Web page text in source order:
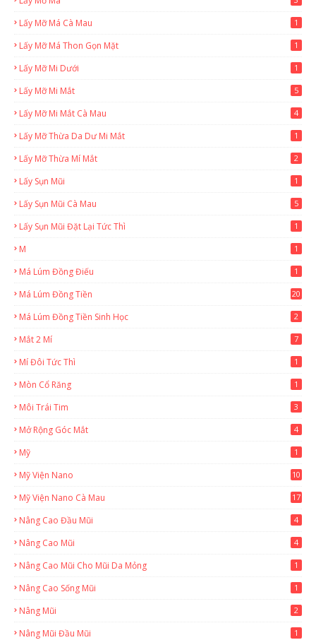
Lấy Mỡ Má Cà Mau 1
Lấy Mỡ Má Thon Gọn Mặt 1
Lấy Mỡ Mi Dưới 1
Lấy Mỡ Mi Mắt 5
Lấy Mỡ Mi Mắt Cà Mau 4
Lấy Mỡ Thừa Da Dư Mi Mắt 1
Lấy Mỡ Thừa Mí Mắt 2
Lấy Sụn Mũi 1
Lấy Sụn Mũi Cà Mau 5
Lấy Sụn Mũi Đặt Lại Tức Thì 1
M 1
Má Lúm Đồng Điếu 1
Má Lúm Đồng Tiền 20
Má Lúm Đồng Tiền Sinh Học 2
Mắt 2 Mí 7
Mí Đôi Tức Thì 1
Mòn Cổ Răng 1
Môi Trái Tim 3
Mở Rộng Góc Mắt 4
Mỹ 1
Mỹ Viện Nano 10
Mỹ Viện Nano Cà Mau
17
Nâng Cao Đầu Mũi 4
Nâng Cao Mũi 4
Nâng Cao Mũi Cho Mũi Da Mỏng 1
Nâng Cao Sống Mũi 1
Nâng Mũi 2
Nâng Mũi Đầu Mũi 1